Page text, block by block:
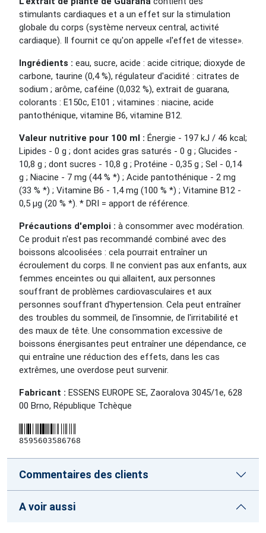
stimulants cardiaques et a un effet sur la stimulation
globale du corps (système nerveux central, activité
cardiaque). Il fournit ce qu'on appelle «l'effet de vitesse».
Ingrédients : eau, sucre, acide : acide citrique; dioxyde de
carbone, taurine (0,4 %), régulateur d'acidité : citrates de
sodium ; arôme, caféine (0,032 %), extrait de guarana,
colorants : E150c, E101 ; vitamines : niacine, acide
pantothénique, vitamine B6, vitamine B12.
Valeur nutritive pour 100 ml : Énergie - 197 kJ / 46 kcal;
Lipides - 0 g ; dont acides gras saturés - 0 g ; Glucides -
10,8 g ; dont sucres - 10,8 g ; Protéine - 0,35 g ; Sel - 0,14
g ; Niacine - 7 mg (44 % *) ; Acide pantothénique - 2 mg
(33 % *) ; Vitamine B6 - 1,4 mg (100 % *) ; Vitamine B12 -
0,5 µg (20 % *). * DRI = apport de référence.
Précautions d'emploi : à consommer avec modération.
Ce produit n'est pas recommandé combiné avec des
boissons alcoolisées : cela pourrait entraîner un
écroulement du corps. Il ne convient pas aux enfants, aux
femmes enceintes ou qui allaitent, aux personnes
souffrant de problèmes cardiovasculaires et aux
personnes souffrant d'hypertension. Cela peut entraîner
des troubles du sommeil, de l'insomnie, de l'irritabilité et
des maux de tête. Une consommation excessive de
boissons énergisantes peut entraîner une dépendance, ce
qui entraîne une réduction des effets, dans les cas
extrêmes, une overdose peut survenir.
Fabricant : ESSENS EUROPE SE, Zaoralova 3045/1e, 628
00 Brno, République Tchèque
8595603586768
Commentaires des clients
A voir aussi